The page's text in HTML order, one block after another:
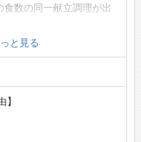
数の同一献立調理が出
特有の作業内容は、OJT
食、夕60食
膳
と見る
】